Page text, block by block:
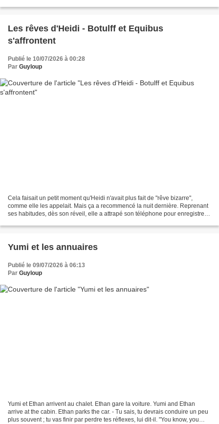
Les rêves d'Heidi - Botulff et Equibus
s'affrontent
Publié le 10/07/2026 à 00:28
Par Guyloup
Cela faisait un petit moment qu'Heidi n'avait plus fait de "rêve bizarre",
comme elle les appelait. Mais ça a recommencé la nuit dernière. Reprenant
ses habitudes, dès son réveil, elle a attrapé son téléphone pour enregistrer
Yumi et les annuaires
Publié le 09/07/2026 à 06:13
Par Guyloup
Yumi et Ethan arrivent au chalet. Ethan gare la voiture. Yumi and Ethan
arrive at the cabin. Ethan parks the car. - Tu sais, tu devrais conduire un peu
plus souvent ; tu vas finir par perdre tes réflexes, lui dit-il. "You know, you